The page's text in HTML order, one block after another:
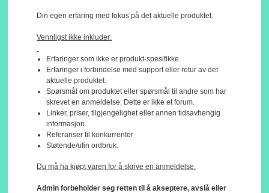
Din egen erfaring med fokus på det aktuelle produktet.
Vennligst ikke inkluder:
Erfaringer som ikke er produkt-spesifikke.
Erfaringer i forbindelse med support eller retur av det
aktuelle produktet.
Spørsmål om produktet eller spørsmål til andre som har
skrevet en anmeldelse. Dette er ikke et forum.
Linker, priser, tilgjengelighet eller annen tidsavhengig
informasjon.
Referanser til konkurrenter
Støtende/ufin ordbruk.
Du må ha kjøpt varen for å skrive en anmeldelse.
Admin forbeholder seg retten til å akseptere, avslå eller